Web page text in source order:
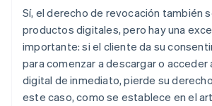
Sí, el derecho de revocación también
productos digitales, pero hay una
importante: si el cliente da su
para comenzar a descargar o acceder
digital de inmediato, pierde su
este caso, como se establece en el